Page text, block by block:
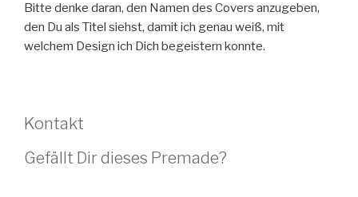
Bitte denke daran, den Namen des Covers anzugeben,
den Du als Titel siehst, damit ich genau weiß, mit
welchem Design ich Dich begeistern konnte.
Kontakt
Gefällt Dir dieses Premade?